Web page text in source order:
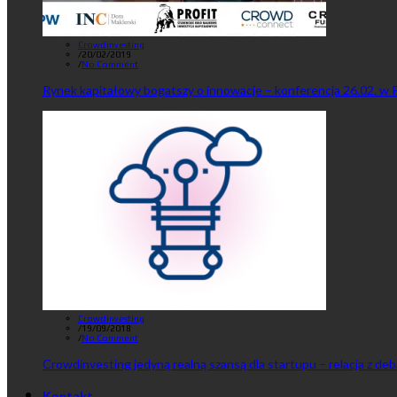
Crowdinvesting
/20/02/2019
/No Comment
Rynek kapitałowy bogatszy o innowacje – konferencja 26.02. w
Crowdinvesting
/19/09/2018
/No Comment
Crowdinvesting jedyną realną szansą dla startupu – relacja z